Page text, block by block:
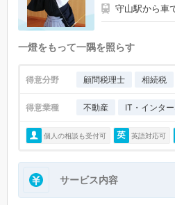
守山駅から車
一燈をもって一隅を照らす
得意分野 顧問税理士 相続税
得意業種 不動産 IT・インタ
個人の相談も受付可 英語対応可
サービス内容